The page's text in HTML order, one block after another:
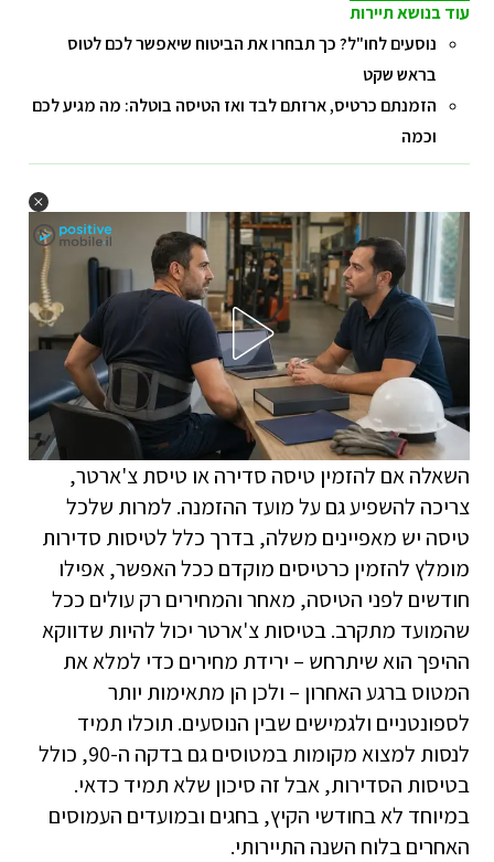
עוד בנושא תיירות
נוסעים לחו"ל? כך תבחרו את הביטוח שיאפשר לכם לטוס
בראש שקט
הזמנתם כרטיס, ארזתם לבד ואז הטיסה בוטלה: מה מגיע לכם
וכמה
השאלה אם להזמין טיסה סדירה או טיסת צ'ארטר,
צריכה להשפיע גם על מועד ההזמנה. למרות שלכל
טיסה יש מאפיינים משלה, בדרך כלל לטיסות סדירות
מומלץ להזמין כרטיסים מוקדם ככל האפשר, אפילו
חודשים לפני הטיסה, מאחר והמחירים רק עולים ככל
שהמועד מתקרב. בטיסות צ'ארטר יכול להיות שדווקא
ההיפך הוא שיתרחש – ירידת מחירים כדי למלא את
המטוס ברגע האחרון – ולכן הן מתאימות יותר
לספונטניים ולגמישים שבין הנוסעים. תוכלו תמיד
לנסות למצוא מקומות במטוסים גם בדקה ה-90, כולל
בטיסות הסדירות, אבל זה סיכון שלא תמיד כדאי.
במיוחד לא בחודשי הקיץ, בחגים ובמועדים העמוסים
האחרים בלוח השנה התיירותי.